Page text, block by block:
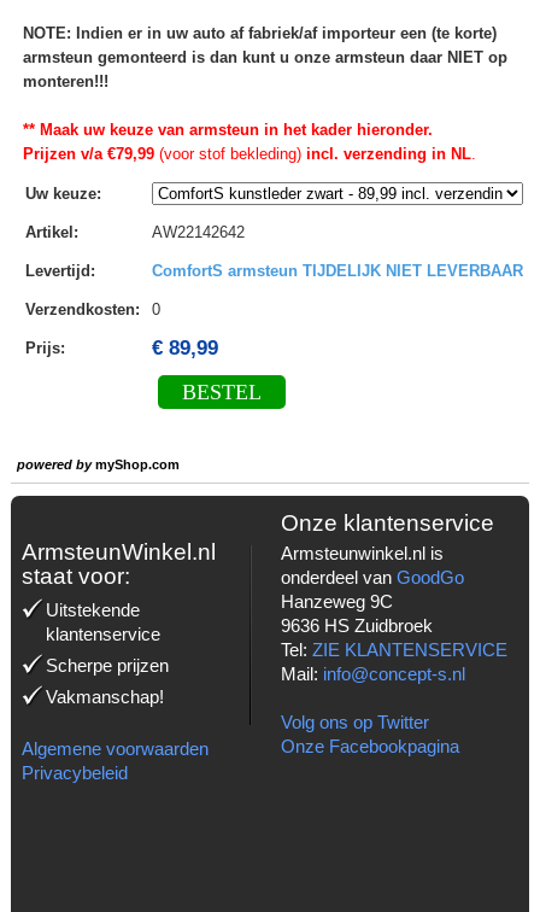
NOTE: Indien er in uw auto af fabriek/af importeur een (te korte)
armsteun gemonteerd is dan kunt u onze armsteun daar NIET op
monteren!!!
** Maak uw keuze van armsteun in het kader hieronder.
Prijzen v/a €79,99(voor stof bekleding)incl. verzending in NL.
Uw keuze:
Artikel : AW22142642
Levertijd : ComfortS armsteun TIJDELIJK NIET LEVERBAAR
Verzendkosten: 0
Prijs: € 89,99
BESTEL
powered bymyShop.com
ArmsteunWinkel.nl
staat voor:
Uitstekende
klantenservice
Scherpe prijzen
Vakmanschap!
Algemene voorwaarden
Privacybeleid
Onze klantenservice
Armsteunwinkel.nl is
onderdeel van GoodGo
Hanzeweg 9C
9636 HS Zuidbroek
Tel: ZIE KLANTENSERVICE
Mail: info@concept-s.nl
Volg ons op Twitter
Onze Facebookpagina